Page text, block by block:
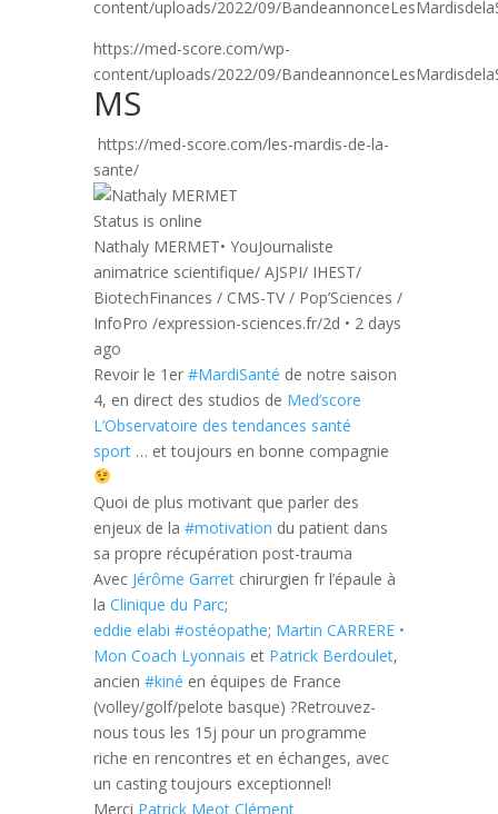
content/uploads/2022/09/
https://med-score.com/wp-
content/uploads/2022/09/
MS
https://med-score.com/les-mardis-de-la-
sante/
Status is online
Nathaly MERMET• YouJournaliste
animatrice scientifique/ AJSPI/ IHEST/
BiotechFinances / CMS-TV / Pop’Sciences /
InfoPro /expression-sciences.fr/2d • 2 days
ago
Revoir le 1er #MardiSanté de notre saison
4, en direct des studios de Med’score
L’Observatoire des tendances santé
sport … et toujours en bonne compagnie
Quoi de plus motivant que parler des
enjeux de la #motivation du patient dans
sa propre récupération post-trauma
Avec Jérôme Garret chirurgien fr l’épaule à
la Clinique du Parc;
eddie elabi #ostéopathe; Martin CARRERE •
Mon Coach Lyonnais et Patrick Berdoulet,
ancien #kiné en équipes de France
(volley/golf/pelote basque) ?Retrouvez-
nous tous les 15j pour un programme
riche en rencontres et en échanges, avec
un casting toujours exceptionnel!
Merci Patrick Meot Clément